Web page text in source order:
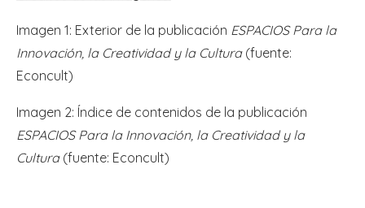
Imagen 1: Exterior de la publicación ESPACIOS Para la
Innovación, la Creatividad y la Cultura (fuente:
Econcult)
Imagen 2: Índice de contenidos de la publicación
ESPACIOS Para la Innovación, la Creatividad y la
Cultura(fuente: Econcult)